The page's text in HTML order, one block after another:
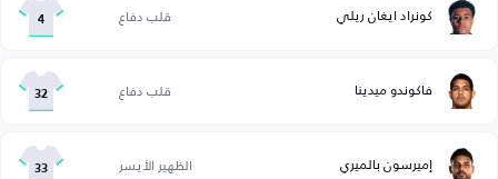
كونراد ايغان ريلي قلب دفاع 4
فاكوندو ميدينا قلب دفاع 32
إميرسون بالميري الظهير الأيسر 33